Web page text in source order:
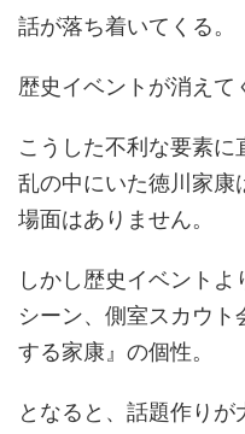
話が落ち着いてくる。
歴史イベントが消えて
こうした不利な要素
乱の中にいた徳川家康
場面はありません。
しかし歴史イベント
シーン、側室スカウト
する家康』の個性。
となると、話題作りが